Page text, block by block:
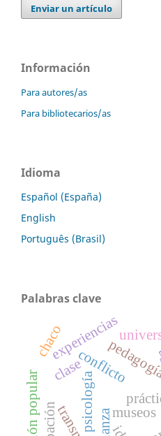
Enviar un artículo
Información
Para autores/as
Para bibliotecarios/as
Idioma
Español (España)
English
Português (Brasil)
Palabras clave
psicología
conflicto
museos
experiencias
clase
chaco